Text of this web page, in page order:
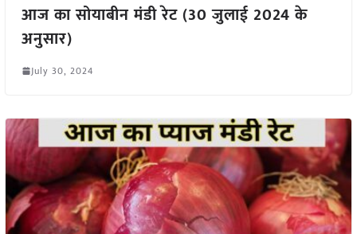
आज का सोयाबीन मंडी रेट (30 जुलाई 2024 के
अनुसार)
July 30, 2024